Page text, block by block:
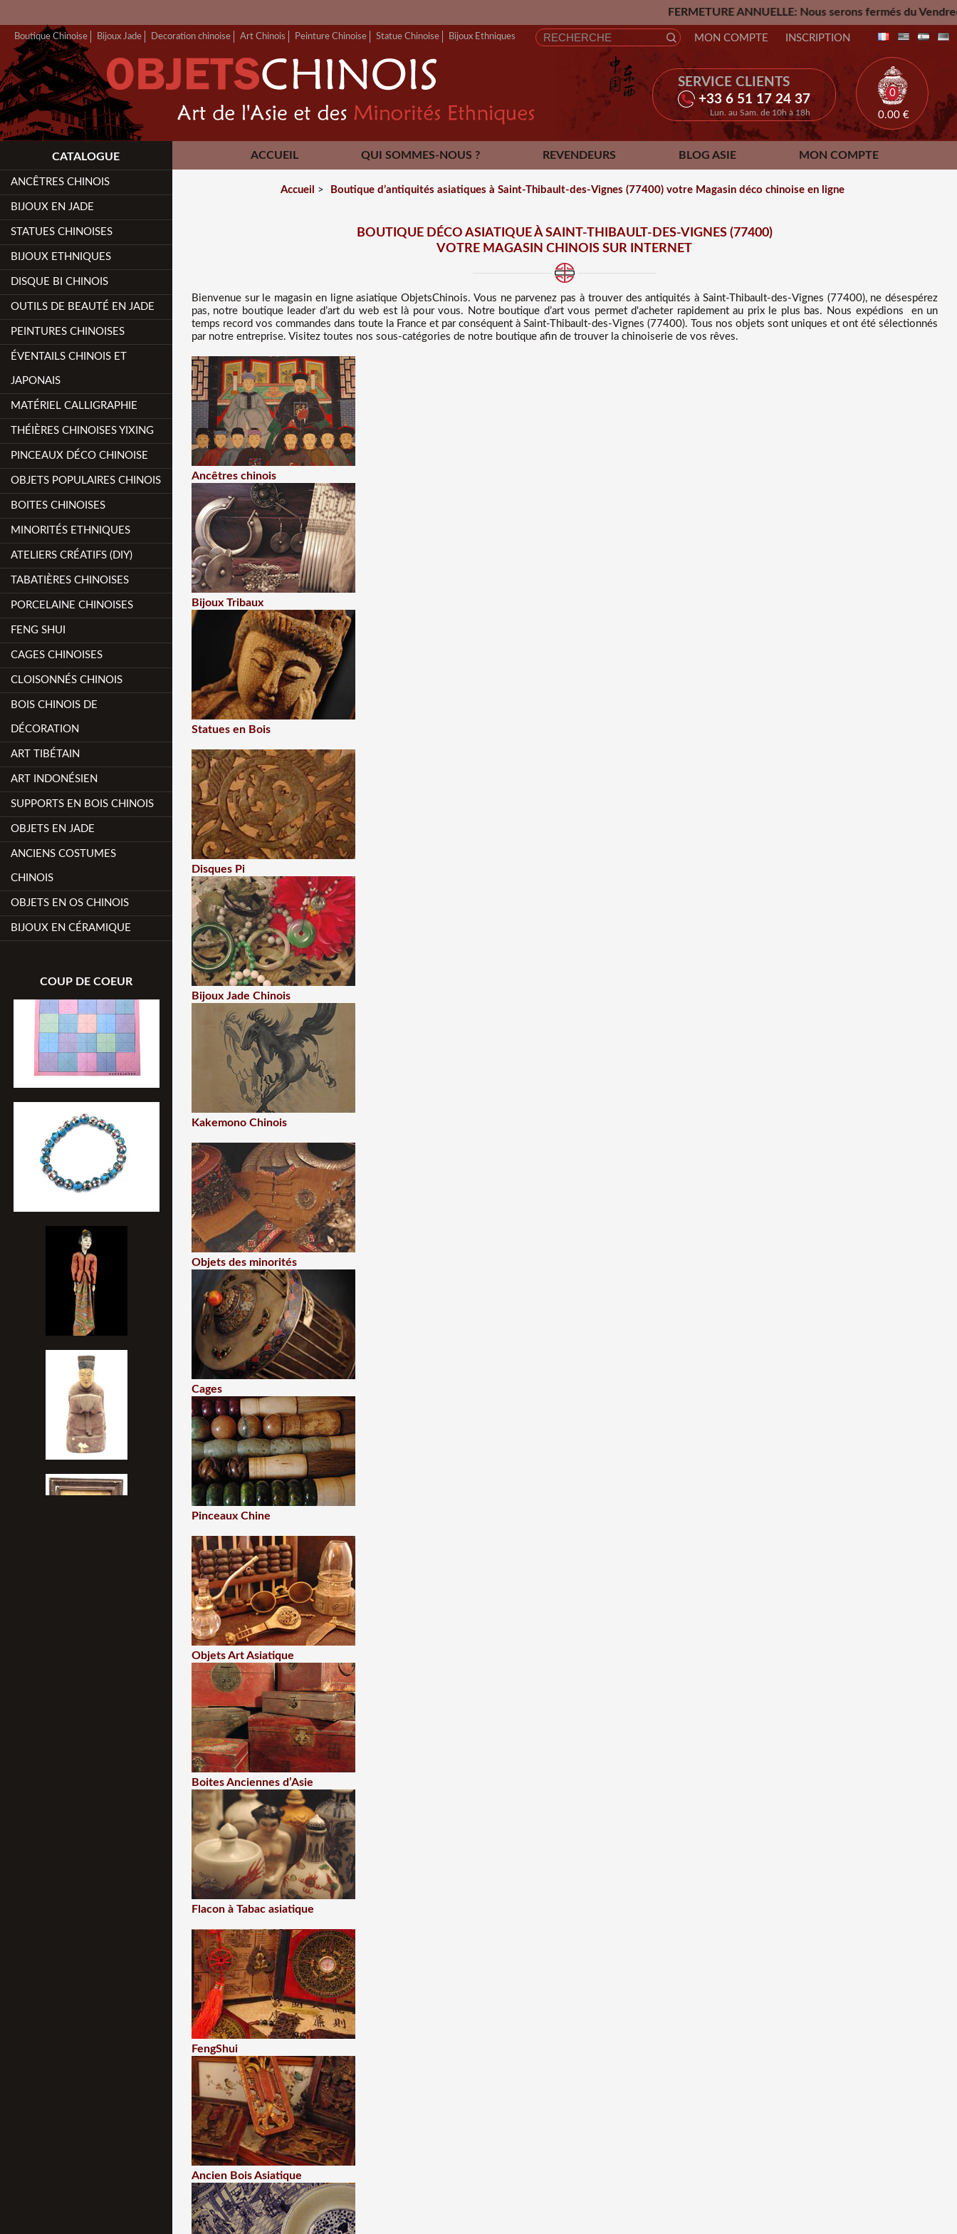
FERMETURE ANNUELLE: Nous serons fermés du Vendredi 24 Juillet
Boutique Chinoise Bijoux Jade Decoration chinoise Art Chinois Peinture Chinoise Statue Chinoise Bijoux Ethniques
SERVICE CLIENTS
+33 6 51 17 24 37
Lun. au Sam. de 10h à 18h
MON COMPTE INSCRIPTION
0
0.00 €
ACCUEIL QUI SOMMES-NOUS ? REVENDEURS BLOG ASIE MON COMPTE
CONTACT
CATALOGUE
ANCÊTRES CHINOIS
BIJOUX EN JADE
STATUES CHINOISES
BIJOUX ETHNIQUES
DISQUE BI CHINOIS
OUTILS DE BEAUTÉ EN JADE
PEINTURES CHINOISES
ÉVENTAILS CHINOIS ET
JAPONAIS
MATÉRIEL CALLIGRAPHIE
THÉIÈRES CHINOISES YIXING
PINCEAUX DÉCO CHINOISE
OBJETS POPULAIRES CHINOIS
BOITES CHINOISES
MINORITÉS ETHNIQUES
ATELIERS CRÉATIFS (DIY)
TABATIÈRES CHINOISES
PORCELAINE CHINOISES
FENG SHUI
CAGES CHINOISES
CLOISONNÉS CHINOIS
BOIS CHINOIS DE
DÉCORATION
ART TIBÉTAIN
ART INDONÉSIEN
SUPPORTS EN BOIS CHINOIS
OBJETS EN JADE
ANCIENS COSTUMES
CHINOIS
OBJETS EN OS CHINOIS
BIJOUX EN CÉRAMIQUE
COUP DE COEUR
Accueil > Boutique d’antiquités asiatiques à Saint-Thibault-des-Vignes (77400) votre Magasin déco chinoise en ligne
BOUTIQUE DÉCO ASIATIQUE À SAINT-THIBAULT-DES-VIGNES (77400)
VOTRE MAGASIN CHINOIS SUR INTERNET
Bienvenue sur le magasin en ligne asiatiqueObjetsChinois. Vous ne parvenez pas à trouver desantiquités à Saint-Thibault-des-Vignes (77400), ne désespérez
pas, notre boutique leader d’art du web est là pour vous. Notre boutique d’art vous permet d'acheter rapidement au prix le plus bas. Nous expédions en un
temps record vos commandes dans toute la France et par conséquent à Saint-Thibault-des-Vignes (77400). Tous nos objets sont uniques et ont été sélectionnés
par notre entreprise. Visitez toutes nos sous-catégories de notre boutique afin de trouver la chinoiserie de vos rêves.
Ancêtres chinois
Bijoux Tribaux
Statues en Bois
Disques Pi
Bijoux Jade Chinois
Kakemono Chinois
Objets des minorités
Cages
Pinceaux Chine
Objets Art Asiatique
Boites Anciennes d’Asie
Flacon à Tabac asiatique
FengShui
Ancien Bois Asiatique